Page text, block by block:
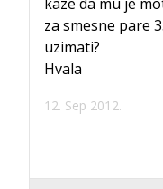
za smesne pare
uzimati?
Hvala
12. Sep 2012.